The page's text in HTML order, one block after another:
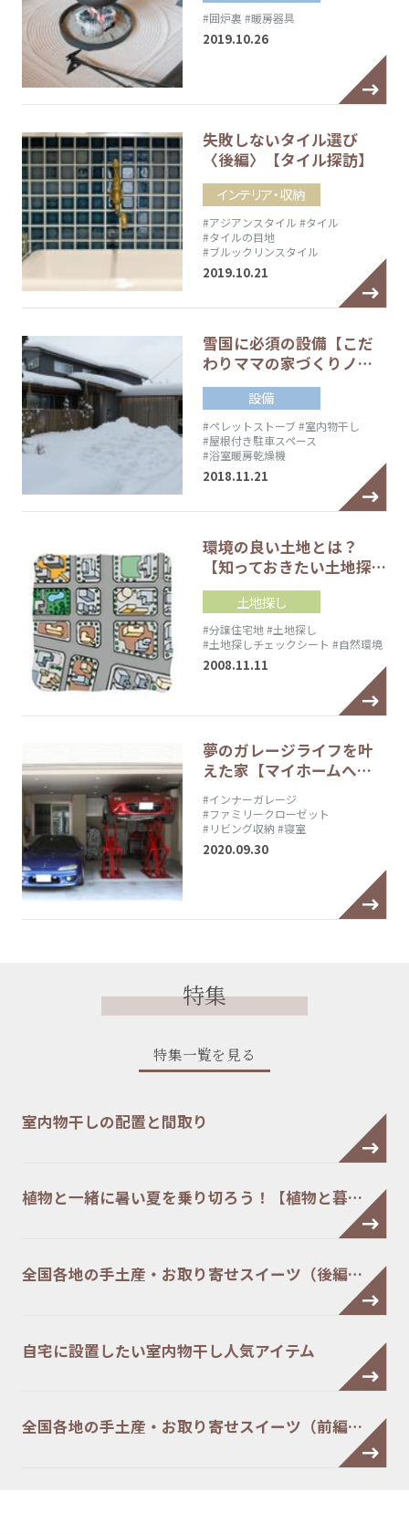
#囲炉裏 #暖房器具
2019.10.26
失敗しないタイル選び
〈後編〉【タイル探訪】
インテリア・収納
#アジアンスタイル #タイル
#タイルの目地
#ブルックリンスタイル
2019.10.21
雪国に必須の設備【こだ
わりママの家づくりノ…
設備
#ペレットストーブ#室内物干し
#屋根付き駐車スペース
#浴室暖房乾燥機
2018.11.21
環境の良い土地とは？
【知っておきたい土地探…
土地探し
#分譲住宅地#土地探し
#土地探しチェックシート #自然環境
2008.11.11
夢のガレージライフを叶
えた家【マイホームへ…
#インナーガレージ
#ファミリークローゼット
#リビング収納 #寝室
2020.09.30
特集
特集一覧を見る
室内物干しの配置と間取り
植物と一緒に暑い夏を乗り切ろう！【植物と暮…
全国各地の手土産・お取り寄せスイーツ（後編…
自宅に設置したい室内物干し人気アイテム
全国各地の手土産・お取り寄せスイーツ（前編…